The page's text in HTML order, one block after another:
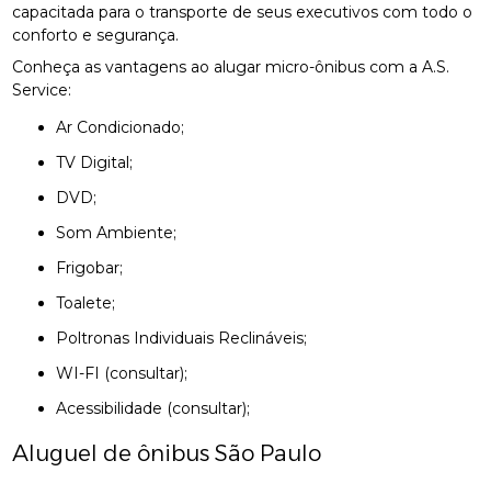
capacitada para o transporte de seus executivos com todo o
conforto e segurança.
Conheça as vantagens ao alugar micro-ônibus com a A.S.
Service:
Ar Condicionado;
TV Digital;
DVD;
Som Ambiente;
Frigobar;
Toalete;
Poltronas Individuais Reclináveis;
WI-FI (consultar);
Acessibilidade (consultar);
Aluguel de ônibus São Paulo